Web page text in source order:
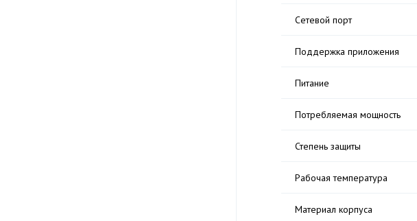
Сетевой порт
Поддержка приложения
Питание
Потребляемая мощность
Степень защиты
Рабочая температура
Материал корпуса